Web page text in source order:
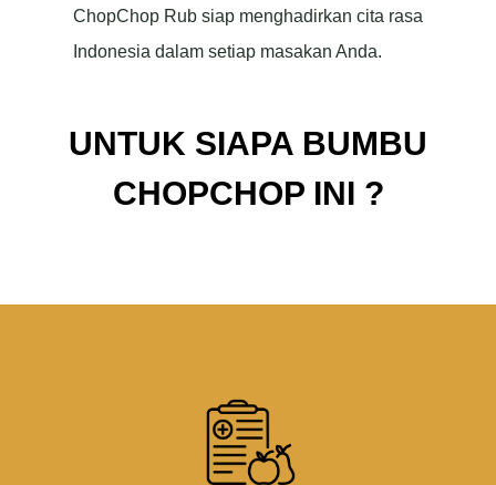
ChopChop Rub siap menghadirkan cita rasa
Indonesia dalam setiap masakan Anda.
UNTUK SIAPA BUMBU
CHOPCHOP INI ?